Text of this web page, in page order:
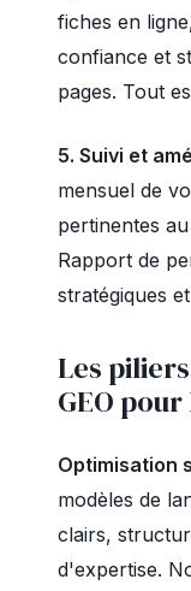
fiches en
confiance et
pages. Tout
5. Suivi et
mensuel de
pertinentes
Rapport de
stratégiques
Les
GEO
Optimisation
modèles de
clairs,
d'expertise.